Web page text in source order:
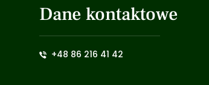
Dane kontaktowe
+48 86 216 41 42